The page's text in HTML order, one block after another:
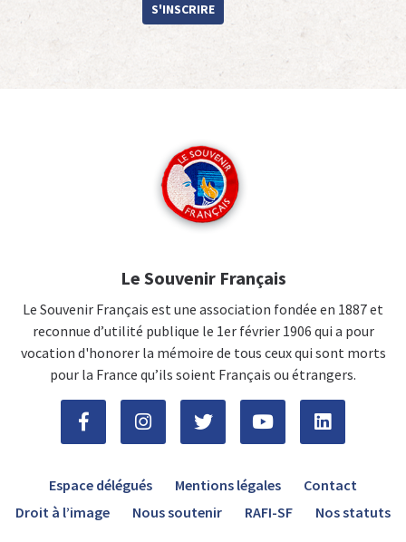
S'INSCRIRE
Le Souvenir Français
Le Souvenir Français est une association fondée en 1887 et
reconnue d’utilité publique le 1er février 1906 qui a pour
vocation d'honorer la mémoire de tous ceux qui sont morts
pour la France qu’ils soient Français ou étrangers.
Espace délégués Mentions légales
Contact
Droit à l’image
Nous soutenir RAFI-SF Nos statuts